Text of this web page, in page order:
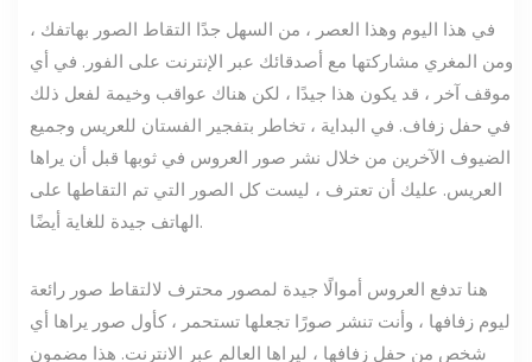
في هذا اليوم وهذا العصر ، من السهل جدًا التقاط الصور بهاتفك ،
ومن المغري مشاركتها مع أصدقائك عبر الإنترنت على الفور. في أي
موقف آخر ، قد يكون هذا جيدًا ، لكن هناك عواقب وخيمة لفعل ذلك
في حفل زفاف. في البداية ، تخاطر بتفجير الفستان للعريس وجميع
الضيوف الآخرين من خلال نشر صور العروس في ثوبها قبل أن يراها
العريس. عليك أن تعترف ، ليست كل الصور التي تم التقاطها على
الهاتف جيدة للغاية أيضًا.
هنا تدفع العروس أموالًا جيدة لمصور محترف لالتقاط صور رائعة
ليوم زفافها ، وأنت تنشر صورًا تجعلها تستحمر ، كأول صور يراها أي
شخص من حفل زفافها ، ليراها العالم عبر الانترنت. هذا مضمون